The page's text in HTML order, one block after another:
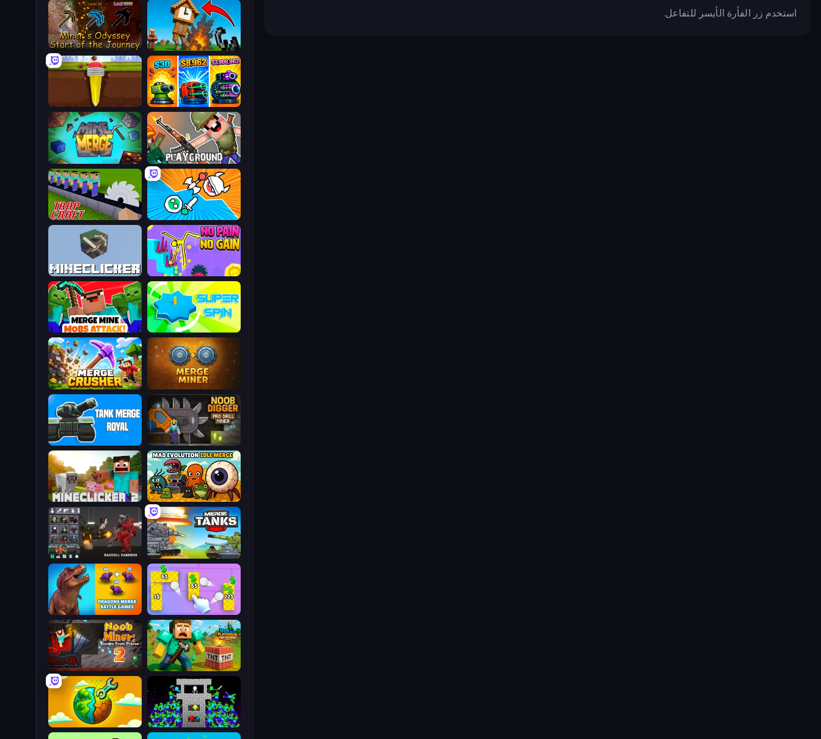
استخدم زر الفأرة الأيسر للتفاعل.
Noob Fuse
Miner's Odyssey
Pumpkin Defense: Merge Cannon
Pen Dig
Playground
MineMerge
Merge Knights!
Trap Craft
No Pain No Gain - Ragdoll Sandbox
MineClicker
Super Spin
Merge Mine: Mobs Attack!
Merge Miner
Merge Crusher
Noob Digger: Pro Drill Miner
Tank Merge Royal
Mad Evolution: Idle Merge
MineClicker 2
Merge Master Tanks: Tank Wars
Last Play: Ragdoll Sandbox
Money Ping Pong
Dragons Merge: Battle Games
Voxel Playground: Ragdoll Noob
Noob Miner 2: Escape From Prison
Stick Epic Fighter
Land Explorers: Merge & Build